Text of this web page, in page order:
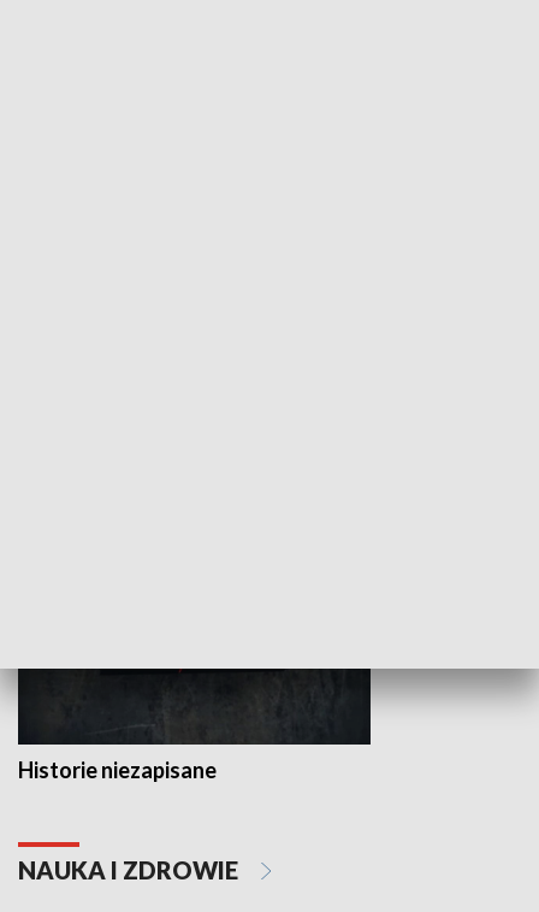
Historie niezapisane
NAUKA I ZDROWIE